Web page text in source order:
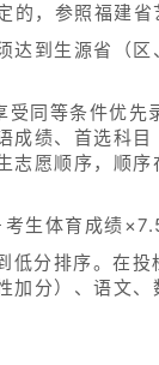
，参照福建省
达到生源省（区
同等条件优先
成绩、首选科
志愿顺序，顺
生体育成绩
分排序。在投
加分）、语文